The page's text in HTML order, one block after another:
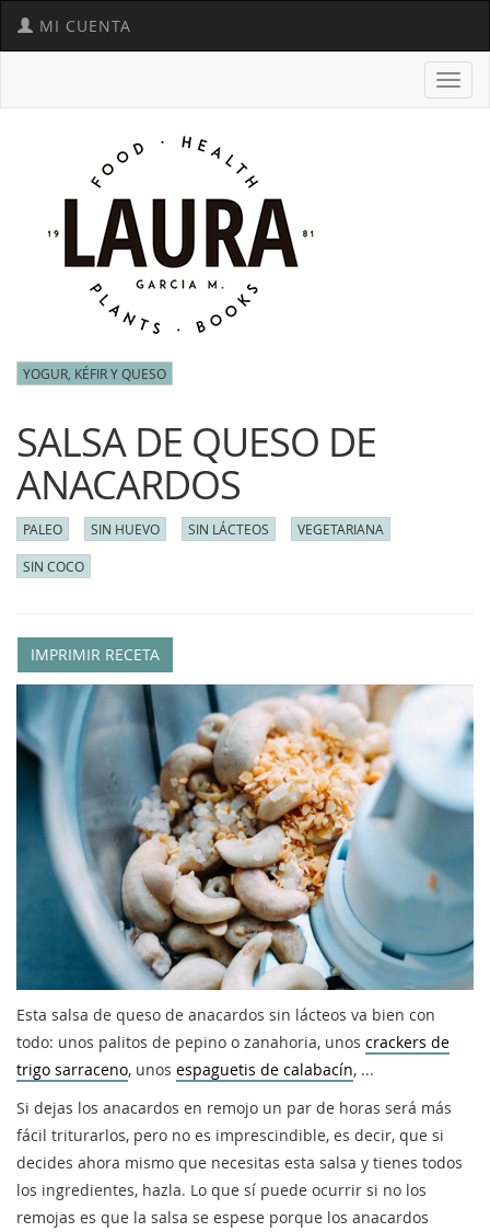
MI CUENTA
YOGUR, KÉFIR Y QUESO
SALSA DE QUESO DE
ANACARDOS
PALEO SIN HUEVO SIN LÁCTEOS VEGETARIANA
SIN COCO
IMPRIMIR RECETA
Esta salsa de queso de anacardos sin lácteos va bien con
todo: unos palitos de pepino o zanahoria, unos crackers de
trigo sarraceno, unos espaguetis de calabacín, ...
Si dejas los anacardos en remojo un par de horas será más
fácil triturarlos, pero no es imprescindible, es decir, que si
decides ahora mismo que necesitas esta salsa y tienes todos
los ingredientes, hazla. Lo que sí puede ocurrir si no los
remojas es que la salsa se espese porque los anacardos